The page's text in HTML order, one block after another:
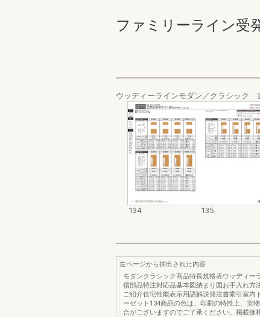
ファミリーライン受
ウッディーラインモダン／クラシック
134 135
左ページから抽出された内容
モダンクラシック商品特長規格表ウッディー
償部品特注対応品基本図納まり図お手入れ方
ご紹介住宅性能表示用語解説発注書索引室内
ーゼット134商品の色は、印刷の特性上、実
合がございますのでご了承ください。掲載価